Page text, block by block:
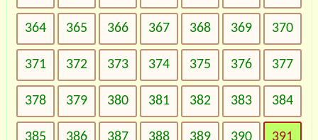
364 365 366 367 368 369 370
371 372 373 374 375 376 377
378 379 380 381 382 383 384
385 386 387 388 389 390 391